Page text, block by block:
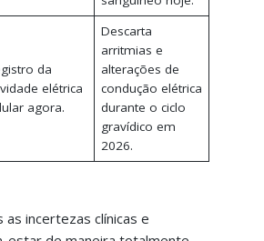
da
elétrica
agora.
Descarta
arritmias e
alterações de
condução elétrica
durante o ciclo
gravídico em
2026.
as incertezas clínicas e